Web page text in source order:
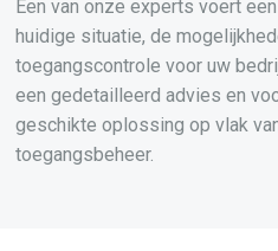
Een van onze experts voert
huidige situatie, de
toegangscontrole voor uw
een gedetailleerd advies en
geschikte oplossing op vlak
toegangsbeheer.